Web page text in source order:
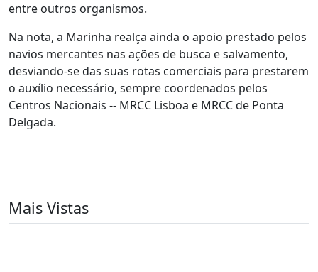
entre outros organismos.
Na nota, a Marinha realça ainda o apoio prestado pelos
navios mercantes nas ações de busca e salvamento,
desviando-se das suas rotas comerciais para prestarem
o auxílio necessário, sempre coordenados pelos
Centros Nacionais -- MRCC Lisboa e MRCC de Ponta
Delgada.
Mais Vistas